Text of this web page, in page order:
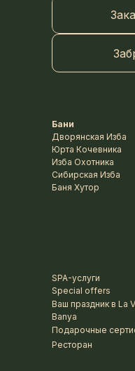
SPA-услуги
Special offers
Ваш праздник в La
Banya
Подарочные
Ресторан
Бани
Дворянская Изба
Юрта Кочевника
Изба Охотника
Сибирская Изба
Баня Хутор